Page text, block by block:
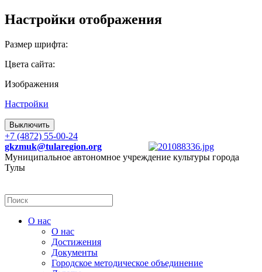
Настройки отображения
Размер шрифта:
Цвета сайта:
Изображения
Настройки
Выключить
+7 (4872) 55-00-24
gkzmuk@tularegion.org
Муниципальное автономное учреждение культуры города
Тулы
О нас
О нас
Достижения
Документы
Городское методическое объединение